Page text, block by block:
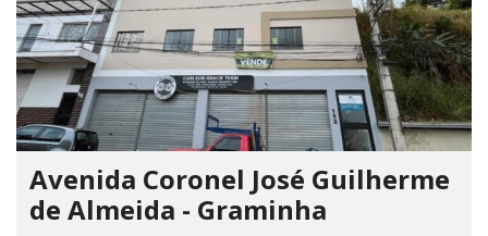
Avenida Coronel José Guilherme
de Almeida - Graminha